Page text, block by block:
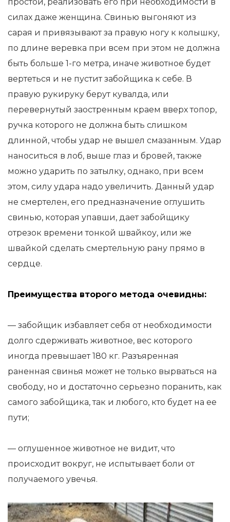
силах даже женщина. Свинью выгоняют из
сарая и привязывают за правую ногу к колышку,
по длине веревка при всем при этом не должна
быть больше 1-го метра, иначе животное будет
вертеться и не пустит забойщика к себе. В
правую рукируку берут кувалда, или
перевернутый заостренным краем вверх топор,
ручка которого не должна быть слишком
длинной, чтобы удар не вышел смазанным. Удар
наноситься в лоб, выше глаз и бровей, также
можно ударить по затылку, однако, при всем
этом, силу удара надо увеличить. Данный удар
не смертелен, его предназначение оглушить
свинью, которая упавши, дает забойщику
отрезок времени тонкой швайкоу, или же
швайкой сделать смертельную рану прямо в
сердце.
Преимущества второго метода очевидны:
— забойщик избавляет себя от необходимости
долго сдерживать животное, вес которого
иногда превышает 180 кг. Разъяренная
раненная свинья может не только вырваться на
свободу, но и достаточно серьезно поранить, как
самого забойщика, так и любого, кто будет на ее
пути;
— оглушенное животное не видит, что
происходит вокруг, не испытывает боли от
получаемого увечья.